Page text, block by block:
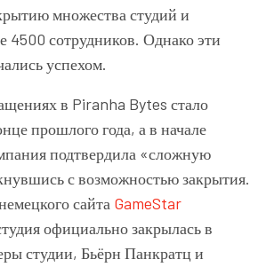
множества студий и
4500 сотрудников. Однако эти
успехом.
в Piranha Bytes стало
прошлого года, а в начале
подтвердила «сложную
с возможностью закрытия.
сайта GameStar
официально закрылась в
студии, Бьёрн Панкратц и